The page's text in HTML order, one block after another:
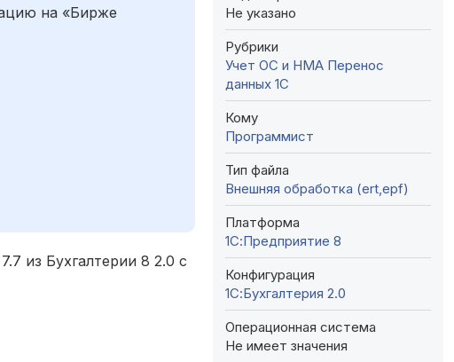
на «Бирже
из Бухгалтерии 8 2.0 с
Не указано
Рубрики
Учет ОС и НМА Перенос
данных 1C
Кому
Программист
Тип файла
Внешняя обработка (ert,epf)
Платформа
1С:Предприятие 8
Конфигурация
1С:Бухгалтерия 2.0
Операционная система
Не имеет значения